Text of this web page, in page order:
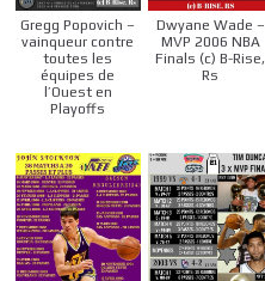
Gregg Popovich –
vainqueur contre
toutes les
équipes de
l’Ouest en
Playoffs
Dwyane Wade –
MVP 2006 NBA
Finals (c) B-Rise,
Rs